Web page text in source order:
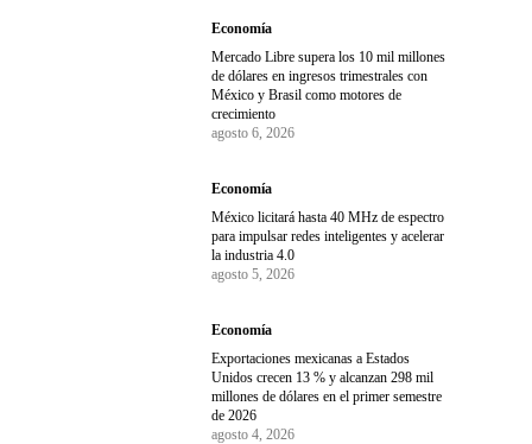
Economía
Mercado Libre supera los 10 mil millones
de dólares en ingresos trimestrales con
México y Brasil como motores de
crecimiento
agosto 6, 2026
Economía
México licitará hasta 40 MHz de espectro
para impulsar redes inteligentes y acelerar
la industria 4.0
agosto 5, 2026
Economía
Exportaciones mexicanas a Estados
Unidos crecen 13 % y alcanzan 298 mil
millones de dólares en el primer semestre
de 2026
agosto 4, 2026